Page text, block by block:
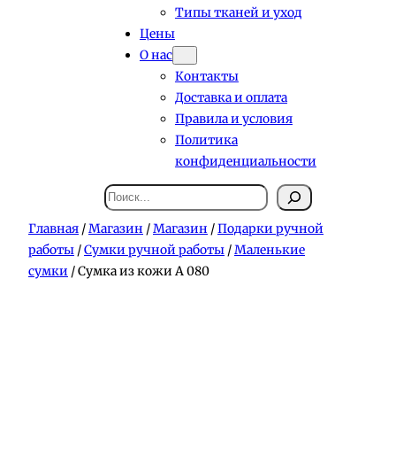
Типы тканей и уход
Цены
О нас
Контакты
Доставка и оплата
Правила и условия
Политика
конфиденциальности
Поиск
Главная /Магазин /Магазин /Подарки ручной
работы /Сумки ручной работы /Маленькие
сумки / Сумка из кожи А 080